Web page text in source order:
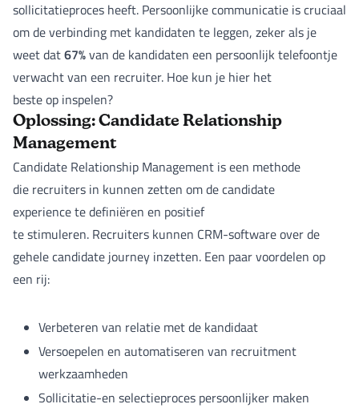
sollicitatieproces heeft. Persoonlijke communicatie is cruciaal
om de verbinding met kandidaten te leggen, zeker als je
weet dat67%van de kandidaten een persoonlijk telefoontje
verwacht van een recruiter. Hoe kun je hier het
beste op inspelen?
Oplossing: Candidate Relationship
Management
Candidate Relationship Management is een methode
die recruiters in kunnen zetten om de candidate
experience te definiëren en positief
te stimuleren. Recruiters kunnen CRM-software over de
gehele candidate journey inzetten. Een paar voordelen op
een rij:
Verbeteren van relatie met de kandidaat
Versoepelen en automatiseren van recruitment
werkzaamheden
Sollicitatie-en selectieproces persoonlijker maken